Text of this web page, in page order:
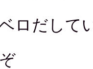
ロだして